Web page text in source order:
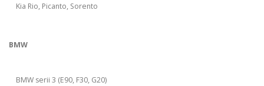
Kia Rio, Picanto, Sorento
BMW
BMW serii 3 (E90, F30, G20)